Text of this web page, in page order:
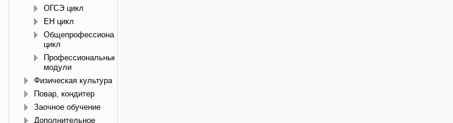
ОГСЭ цикл
ЕН цикл
Общепрофессиональный
цикл
Профессиональные
модули
Физическая культура
Повар, кондитер
Заочное обучение
Дополнительное